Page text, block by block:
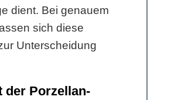
dient. Bei genauem
sich diese
Unterscheidung
der Porzellan-